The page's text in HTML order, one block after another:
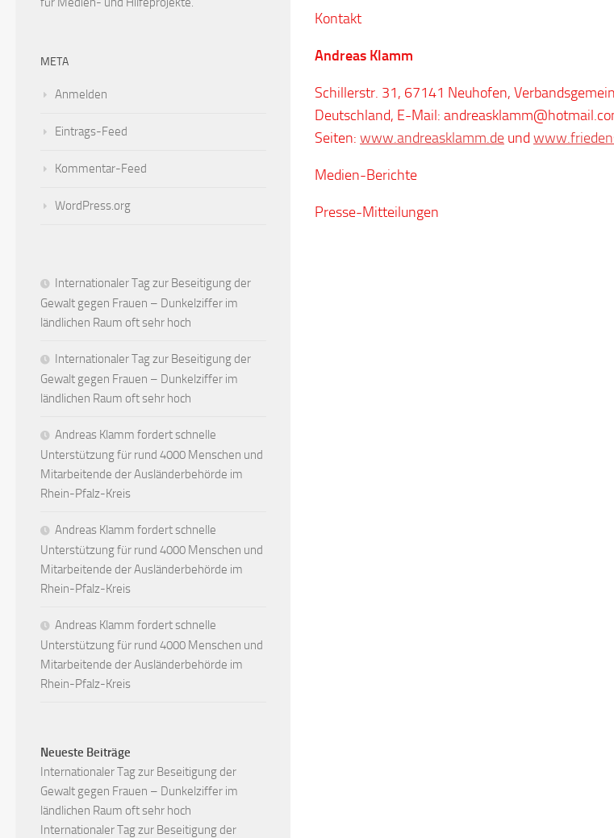
Kontakt
Andreas Klamm
Schillerstr. 31, 67141 Neuhofen,
Deutschland, E-Mail:
Seiten: www.andreasklamm.de und
Medien-Berichte
Presse-Mitteilungen
META
Anmelden
Eintrags-Feed
Kommentar-Feed
WordPress.org
Internationaler Tag zur Beseitigung der
Gewalt gegen Frauen – Dunkelziffer im
ländlichen Raum oft sehr hoch
Internationaler Tag zur Beseitigung der
Gewalt gegen Frauen – Dunkelziffer im
ländlichen Raum oft sehr hoch
Andreas Klamm fordert schnelle
Unterstützung für rund 4000 Menschen und
Mitarbeitende der Ausländerbehörde im
Rhein-Pfalz-Kreis
Andreas Klamm fordert schnelle
Unterstützung für rund 4000 Menschen und
Mitarbeitende der Ausländerbehörde im
Rhein-Pfalz-Kreis
Andreas Klamm fordert schnelle
Unterstützung für rund 4000 Menschen und
Mitarbeitende der Ausländerbehörde im
Rhein-Pfalz-Kreis
Neueste Beiträge
Internationaler Tag zur Beseitigung der
Gewalt gegen Frauen – Dunkelziffer im
ländlichen Raum oft sehr hoch
Internationaler Tag zur Beseitigung der